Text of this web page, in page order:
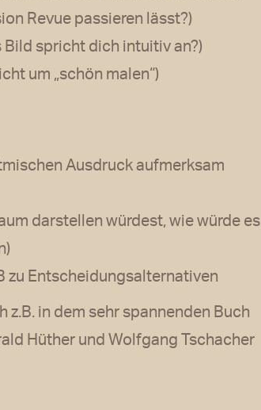
Revue passieren lässt?)
Bild spricht dich intuitiv an?)
um „schön malen“)
Ausdruck aufmerksam
darstellen würdest, wie würde es
zu Entscheidungsalternativen
in dem sehr spannenden Buch
Hüther und Wolfgang Tschacher